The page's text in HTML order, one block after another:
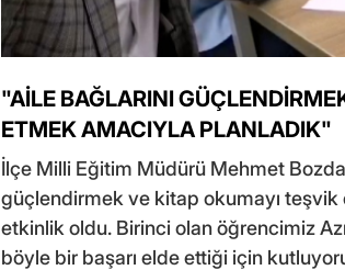
"AİLE BAĞLARINI
ETMEK AMACIYLA PLANLADIK"
İlçe Milli Eğitim Müdürü Mehmet
güçlendirmek ve kitap okumayı teşvik
etkinlik oldu. Birinci olan öğrencimiz
böyle bir başarı elde ettiği için